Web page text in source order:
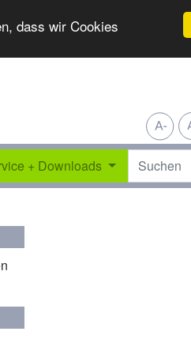
dass wir Cookies
+ Downloads